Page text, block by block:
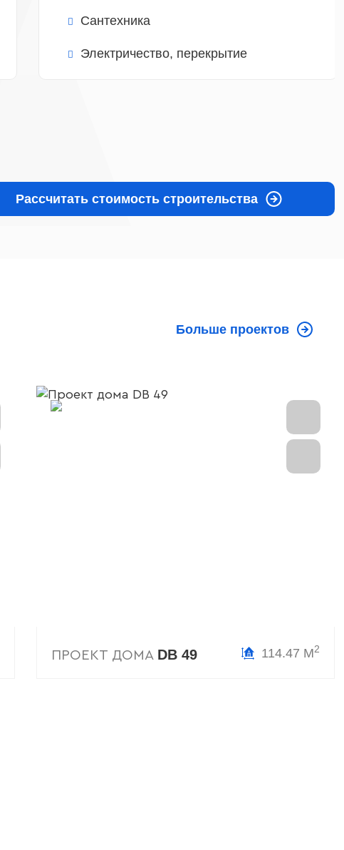
Сантехника
Электричество, перекрытие
Рассчитать стоимость строительства
Больше проектов
ПРОЕКТ ДОМА DB 49 114.47 М2